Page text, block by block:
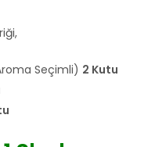
Seçimli) 2 Kutu